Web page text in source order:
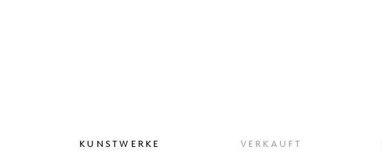
KUNSTWERKE VERKAUFT